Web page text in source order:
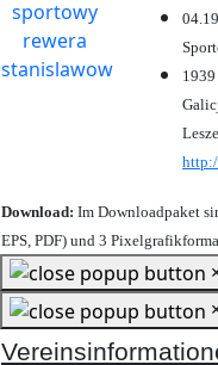
Download: Im Downloadpaket
EPS, PDF) und 3